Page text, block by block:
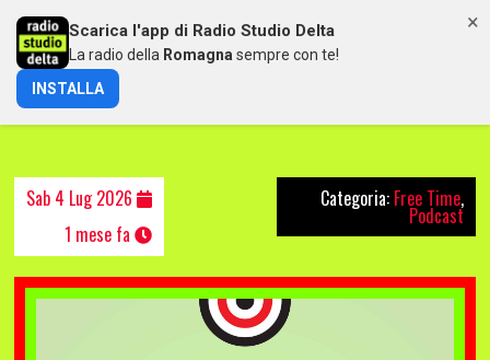
FREETIME DEL 04/07/2026
Sab 4 Lug 2026
1 mese fa
Categoria: Free Time,
Podcast
×
Scarica l'app di Radio Studio Delta
La radio della Romagna sempre con te!
INSTALLA